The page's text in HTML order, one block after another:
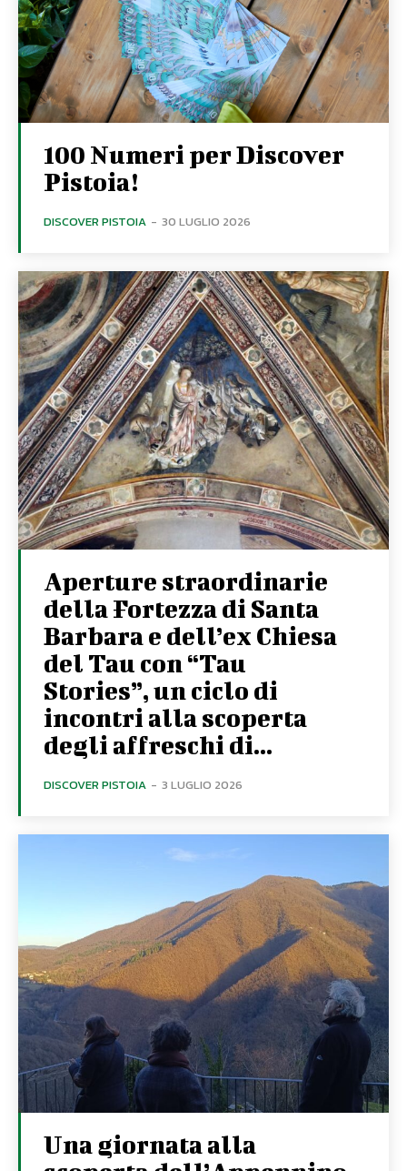
100 Numeri per Discover
Pistoia!
DISCOVER PISTOIA - 30 LUGLIO 2026
Aperture straordinarie
della Fortezza di Santa
Barbara e dell’ex Chiesa
del Tau con “Tau
Stories”, un ciclo di
incontri alla scoperta
degli affreschi di...
DISCOVER PISTOIA - 3 LUGLIO 2026
Una giornata alla